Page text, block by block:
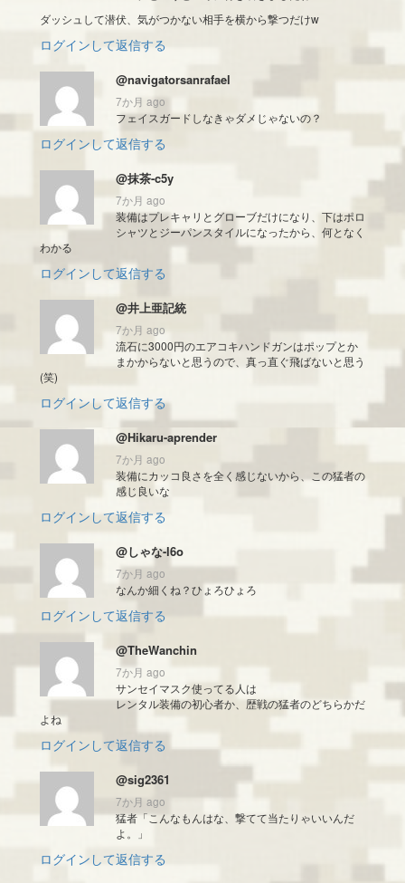
ダッシュして潜伏、気がつかない相手を横から撃つだけw
ログインして返信する
@navigatorsanrafael
7か月 ago
フェイスガードしなきゃダメじゃないの？
ログインして返信する
@抹茶-c5y
7か月 ago
装備はプレキャリとグローブだけになり、下はポロ
シャツとジーパンスタイルになったから、何となく
わかる
ログインして返信する
@井上亜記統
7か月 ago
流石に3000円のエアコキハンドガンはポップとか
まかからないと思うので、真っ直ぐ飛ばないと思う
(笑)
ログインして返信する
@Hikaru-aprender
7か月 ago
装備にカッコ良さを全く感じないから、この猛者の
感じ良いな
ログインして返信する
@しゃな-l6o
7か月 ago
なんか細くね？ひょろひょろ
ログインして返信する
@TheWanchin
7か月 ago
サンセイマスク使ってる人は
レンタル装備の初心者か、歴戦の猛者のどちらかだ
よね
ログインして返信する
@sig2361
7か月 ago
猛者「こんなもんはな、撃てて当たりゃいいんだ
よ。」
ログインして返信する